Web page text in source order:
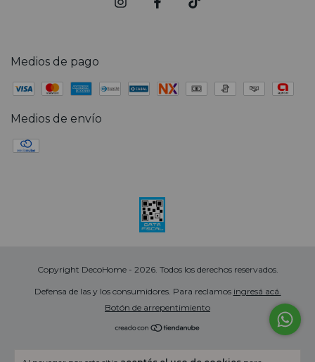
Medios de pago
Medios de envío
Copyright DecoHome - 2026. Todos los derechos reservados.
Defensa de las y los consumidores. Para reclamos ingresá acá.
Botón de arrepentimiento